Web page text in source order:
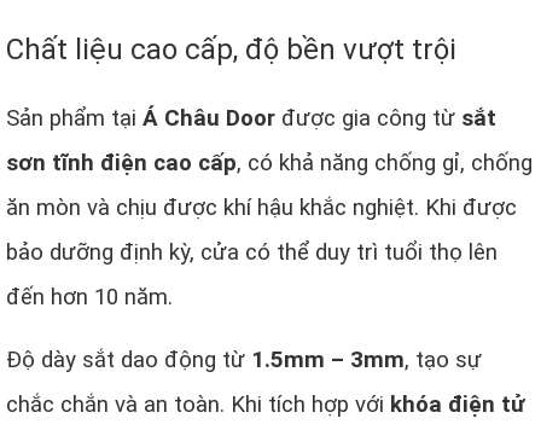
Chất liệu cao cấp, độ bền vượt trội
Sản phẩm tại Á Châu Door được gia công từ sắt
sơn tĩnh điện cao cấp, có khả năng chống gỉ, chống
ăn mòn và chịu được khí hậu khắc nghiệt. Khi được
bảo dưỡng định kỳ, cửa có thể duy trì tuổi thọ lên
đến hơn 10 năm.
Độ dày sắt dao động từ 1.5mm – 3mm, tạo sự
chắc chắn và an toàn. Khi tích hợp với khóa điện tử